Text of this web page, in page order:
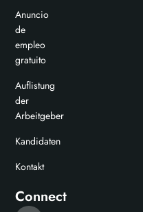
Anuncio
de
empleo
gratuito
Auflistung
der
Arbeitgeber
Kandidaten
Kontakt
Connect